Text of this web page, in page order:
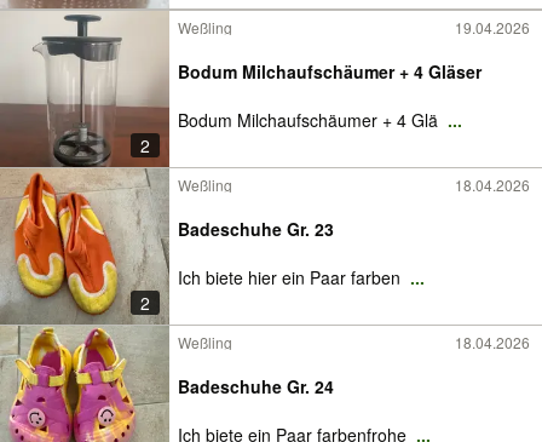
2
Weßling 19.04.2026
Bodum Milchaufschäumer + 4 Gläser
Bodum Milchaufschäumer + 4 Glä ...
2
Weßling 18.04.2026
Badeschuhe Gr. 23
Ich biete hier ein Paar farben ...
Weßling 18.04.2026
Badeschuhe Gr. 24
Ich biete ein Paar farbenfrohe ...